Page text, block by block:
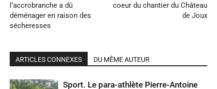
l’accrobranche a dû
déménager en raison des
sécheresses
coeur du chantier du Château
de Joux
ARTICLES CONNEXES DU MÊME AUTEUR
Sport. Le para-athlète Pierre-Antoine